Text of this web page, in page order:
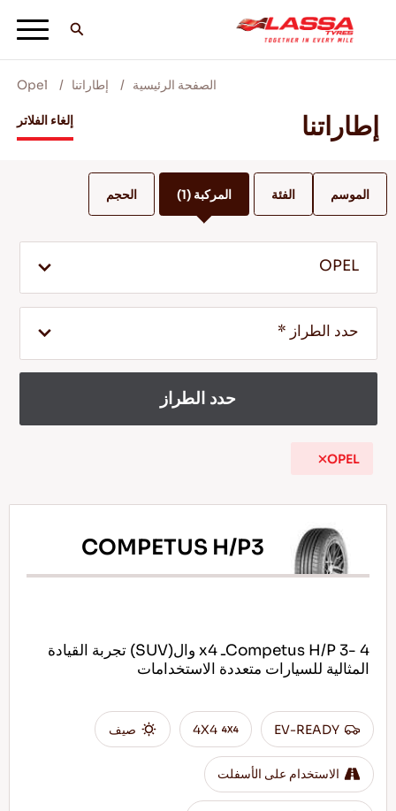
المدونات ومقاطع الفيديو
نصائح للقيادة في الثلج
الصفحة الرئيسية إطاراتنا Opel
إطاراتنا إلغاء الفلاتر
الموسم الفئة المركبة (1) الحجم
OPEL
حدد الطراز *
حدد الطراز
OPEL
COMPETUS H/P3
Competus H/P 3- 4ـ x4 وال(SUV) تجربة القيادة
المثالية للسيارات متعددة الاستخدامات
EV-READY
4X4 صيف
الاستخدام على الأسفلت